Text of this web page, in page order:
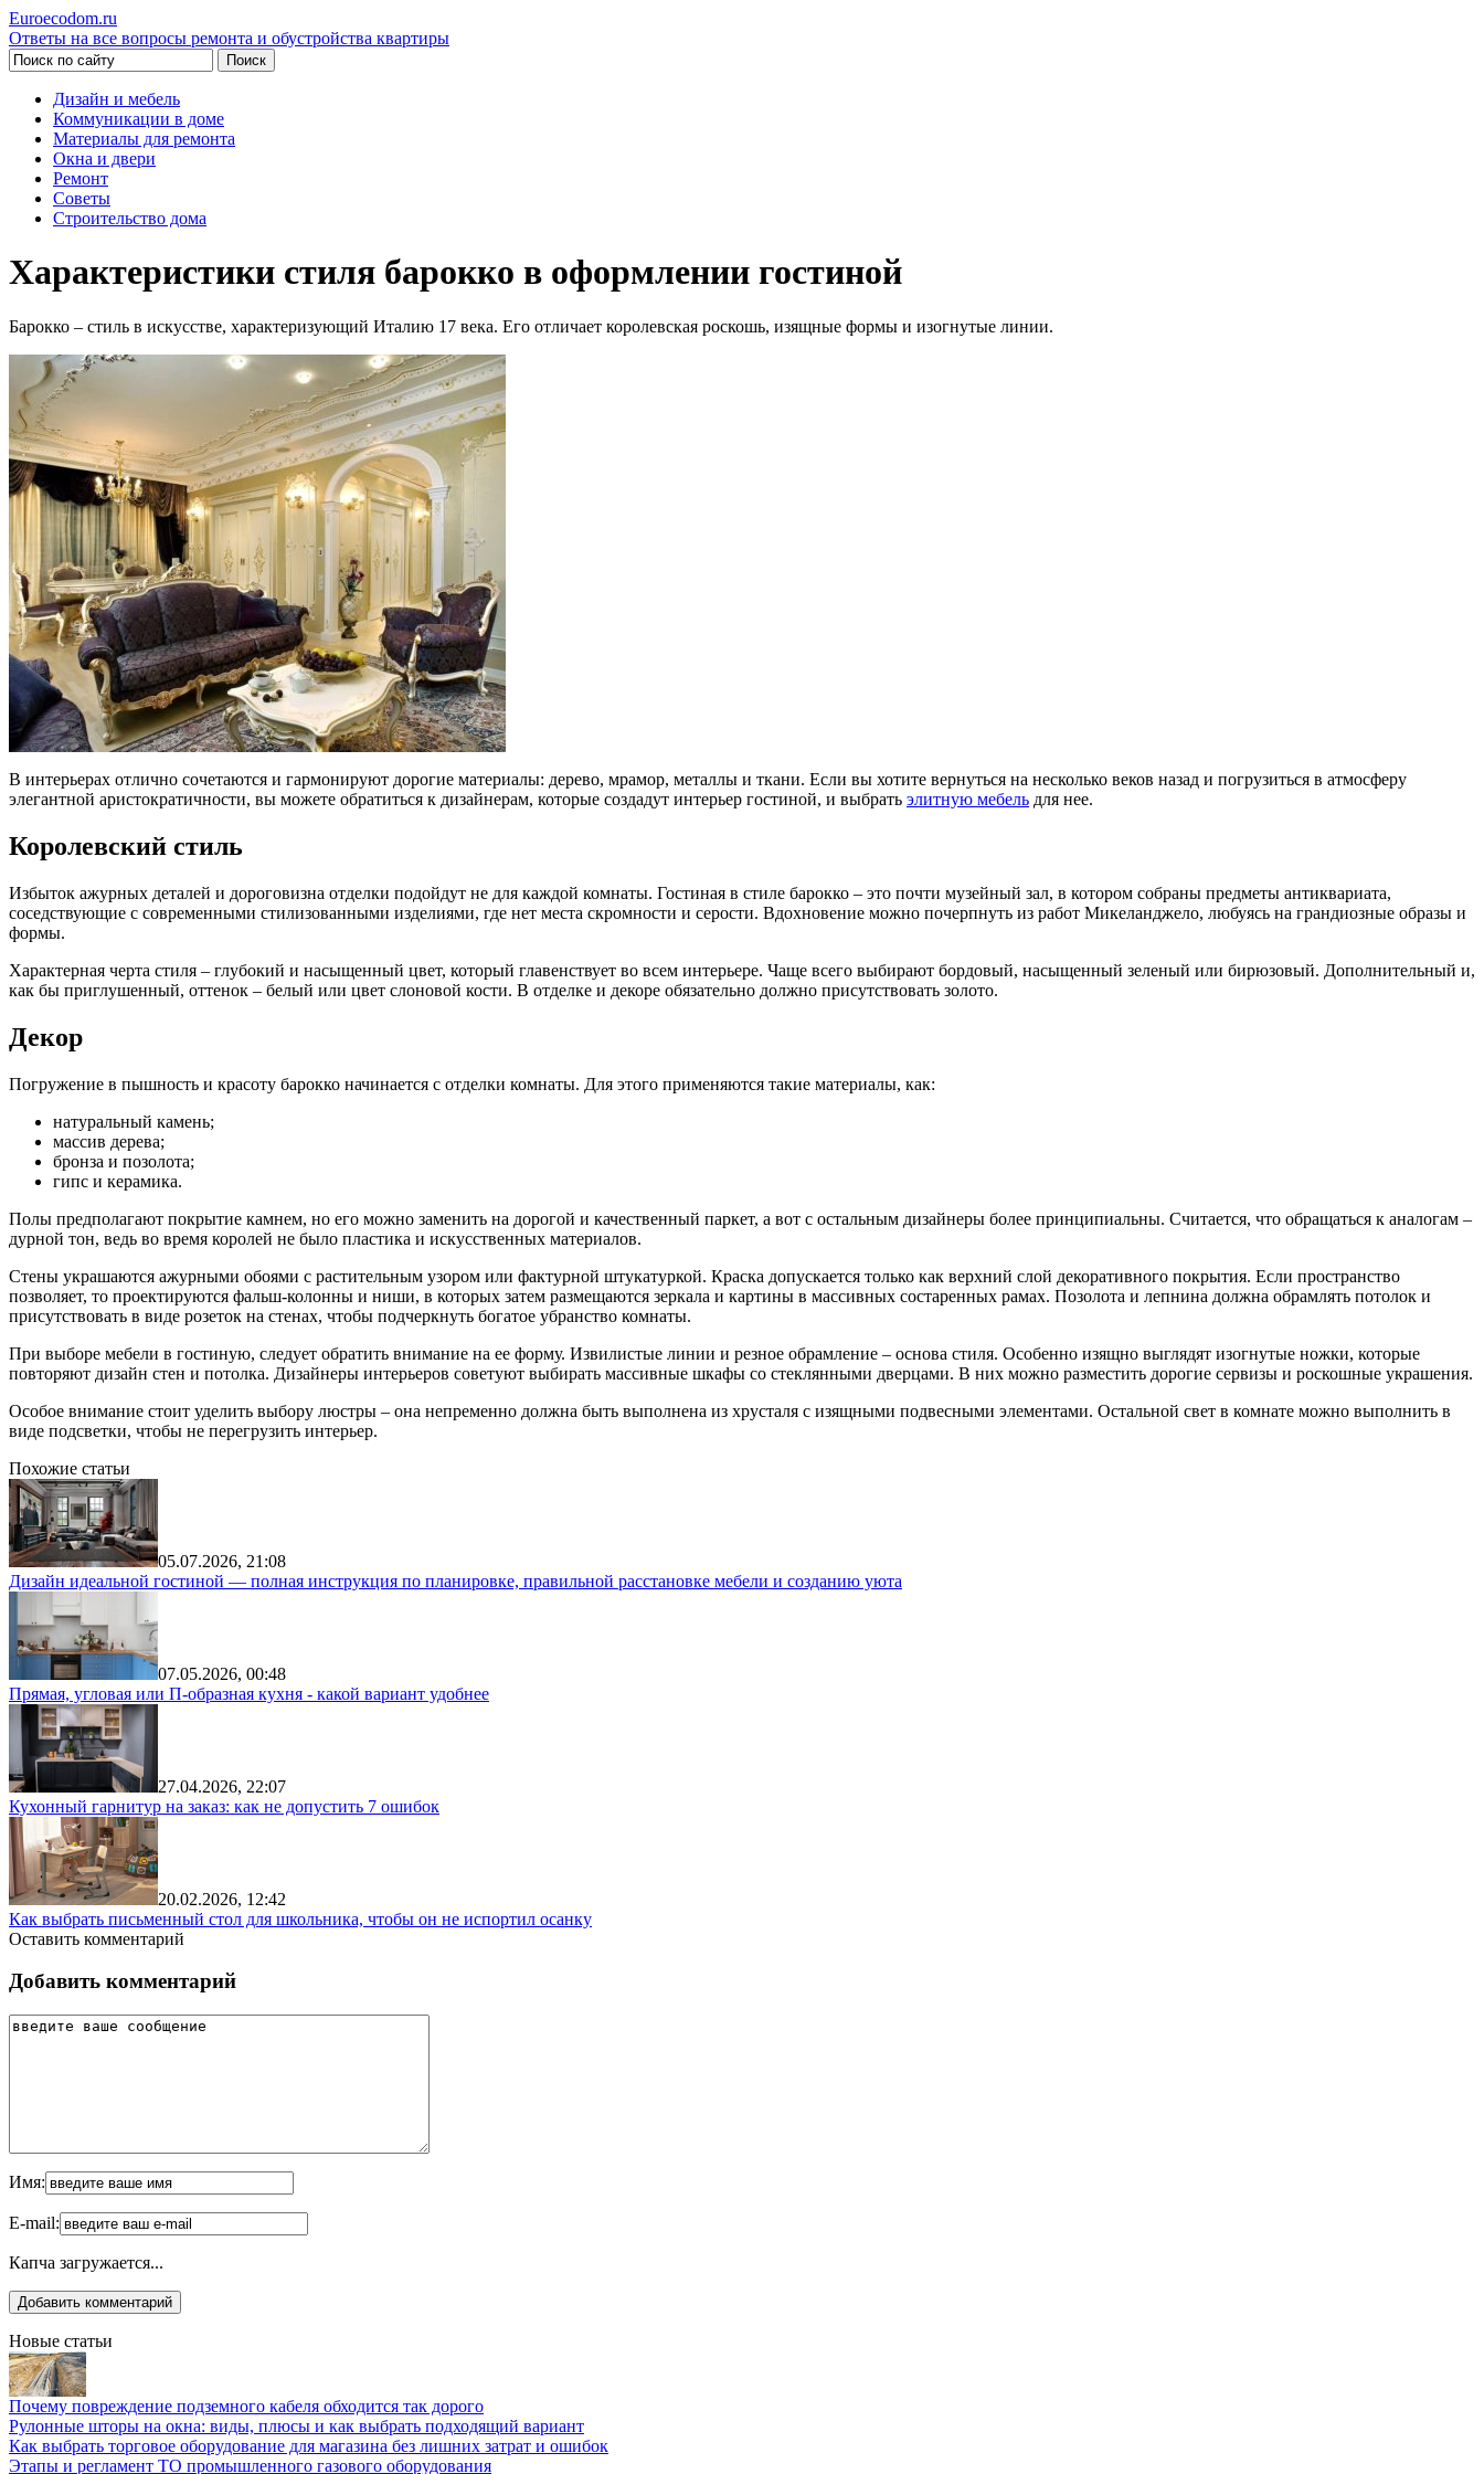
Euroecodom.ru
Ответы на все вопросы ремонта и обустройства квартиры
Дизайн и мебель
Коммуникации в доме
Материалы для ремонта
Окна и двери
Ремонт
Советы
Строительство дома
Характеристики стиля барокко в оформлении гостиной
Барокко – стиль в искусстве, характеризующий Италию 17 века. Его отличает королевская роскошь, изящные формы и изогнутые линии.
В интерьерах отлично сочетаются и гармонируют дорогие материалы: дерево, мрамор, металлы и ткани. Если вы хотите вернуться на несколько веков назад и погрузиться в атмосферу
элегантной аристократичности, вы можете обратиться к дизайнерам, которые создадут интерьер гостиной, и выбрать элитную мебель для нее.
Королевский стиль
Избыток ажурных деталей и дороговизна отделки подойдут не для каждой комнаты. Гостиная в стиле барокко – это почти музейный зал, в котором собраны предметы антиквариата,
соседствующие с современными стилизованными изделиями, где нет места скромности и серости. Вдохновение можно почерпнуть из работ Микеланджело, любуясь на грандиозные образы и
формы.
Характерная черта стиля – глубокий и насыщенный цвет, который главенствует во всем интерьере. Чаще всего выбирают бордовый, насыщенный зеленый или бирюзовый. Дополнительный и,
как бы приглушенный, оттенок – белый или цвет слоновой кости. В отделке и декоре обязательно должно присутствовать золото.
Декор
Погружение в пышность и красоту барокко начинается с отделки комнаты. Для этого применяются такие материалы, как:
натуральный камень;
массив дерева;
бронза и позолота;
гипс и керамика.
Полы предполагают покрытие камнем, но его можно заменить на дорогой и качественный паркет, а вот с остальным дизайнеры более принципиальны. Считается, что обращаться к аналогам –
дурной тон, ведь во время королей не было пластика и искусственных материалов.
Стены украшаются ажурными обоями с растительным узором или фактурной штукатуркой. Краска допускается только как верхний слой декоративного покрытия. Если пространство
позволяет, то проектируются фальш-колонны и ниши, в которых затем размещаются зеркала и картины в массивных состаренных рамах. Позолота и лепнина должна обрамлять потолок и
присутствовать в виде розеток на стенах, чтобы подчеркнуть богатое убранство комнаты.
При выборе мебели в гостиную, следует обратить внимание на ее форму. Извилистые линии и резное обрамление – основа стиля. Особенно изящно выглядят изогнутые ножки, которые
повторяют дизайн стен и потолка. Дизайнеры интерьеров советуют выбирать массивные шкафы со стеклянными дверцами. В них можно разместить дорогие сервизы и роскошные украшения.
Особое внимание стоит уделить выбору люстры – она непременно должна быть выполнена из хрусталя с изящными подвесными элементами. Остальной свет в комнате можно выполнить в
виде подсветки, чтобы не перегрузить интерьер.
Похожие статьи
05.07.2026, 21:08
Дизайн идеальной гостиной — полная инструкция по планировке, правильной расстановке мебели и созданию уюта
07.05.2026, 00:48
Прямая, угловая или П-образная кухня - какой вариант удобнее
27.04.2026, 22:07
Кухонный гарнитур на заказ: как не допустить 7 ошибок
20.02.2026, 12:42
Как выбрать письменный стол для школьника, чтобы он не испортил осанку
Оставить комментарий
Добавить комментарий
Имя:
E-mail:
Капча загружается...
Новые статьи
Почему повреждение подземного кабеля обходится так дорого
Рулонные шторы на окна: виды, плюсы и как выбрать подходящий вариант
Как выбрать торговое оборудование для магазина без лишних затрат и ошибок
Этапы и регламент ТО промышленного газового оборудования